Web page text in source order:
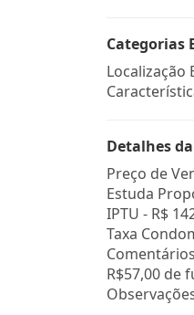
Categorias
Localização
Detalhes
Preço de
Estuda
IPTU - R$
Taxa
R$57,00 de